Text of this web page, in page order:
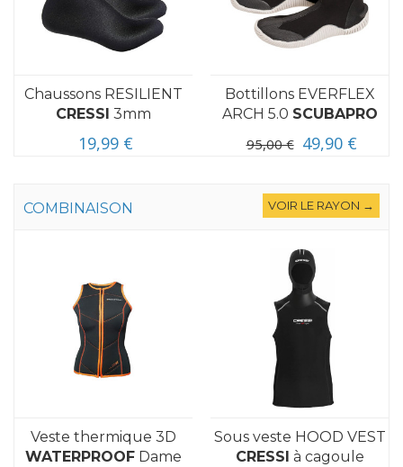
Chaussons RESILIENT
CRESSI 3mm
19,99 €
Bottillons EVERFLEX
ARCH 5.0 SCUBAPRO
95,00 € 49,90 €
COMBINAISON VOIR LE RAYON →
Veste thermique 3D
WATERPROOF Dame
Sous veste HOOD VEST
CRESSI à cagoule